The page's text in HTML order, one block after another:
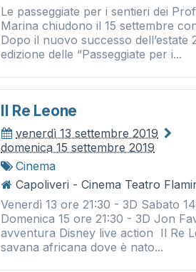
Le passeggiate per i sentieri dei
Marina chiudono il 15 settembre
Dopo il nuovo successo dell’estate
edizione delle “Passeggiate per i...
Il Re Leone
venerdì 13 settembre 2019
domenica 15 settembre 2019
Cinema
Capoliveri - Cinema Teatro
Venerdì 13 ore 21:30 - 3D Sabato
Domenica 15 ore 21:30 - 3D Jon
avventura Disney live action Il Re
savana africana dove è nato...